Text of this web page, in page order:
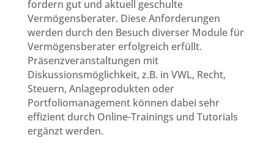
fordern gut und aktuell geschulte
Vermögensberater. Diese Anforderungen
werden durch den Besuch diverser Module für
Vermögensberater erfolgreich erfüllt.
Präsenzveranstaltungen mit
Diskussionsmöglichkeit, z.B. in VWL, Recht,
Steuern, Anlageprodukten oder
Portfoliomanagement können dabei sehr
effizient durch Online-Trainings und Tutorials
ergänzt werden.